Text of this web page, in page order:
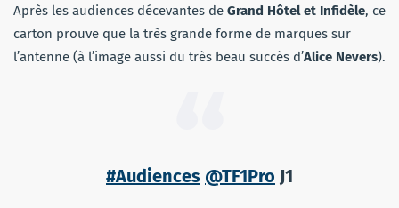
Après les audiences décevantes de Grand Hôtel et Infidèle, ce
carton prouve que la très grande forme de marques sur
l’antenne (à l’image aussi du très beau succès d’Alice Nevers).
#Audiences @TF1Pro J1